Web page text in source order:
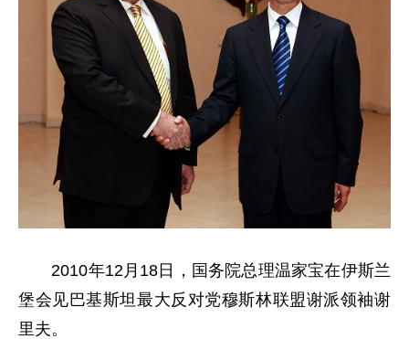
2010年12月18日，国务院总理温家宝在伊斯兰
堡会见巴基斯坦最大反对党穆斯林联盟谢派领袖谢
里夫。